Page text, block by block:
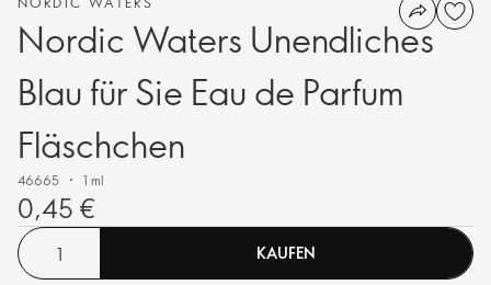
Nordic Waters Unendliches
Blau für Sie Eau de Parfum
Fläschchen
46665 1 ml
0,45 €
KAUFEN